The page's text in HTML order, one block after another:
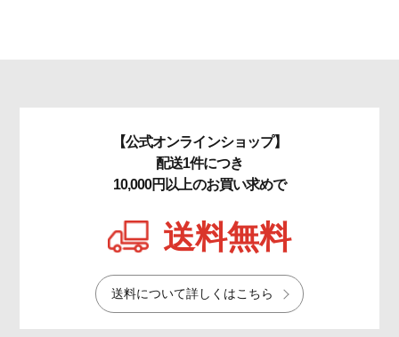
【公式オンラインショップ】
配送1件につき
10,000円以上のお買い求めで
送料無料
送料について詳しくはこちら